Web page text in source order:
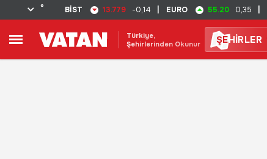
° BİST 13.779 -0,14 EURO 55.20 0,35
Türkiye,
Şehirlerinden Okunur
ŞEHİRLER